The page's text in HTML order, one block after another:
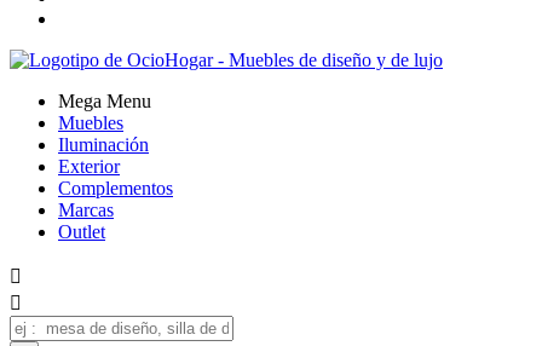
Mega Menu
Muebles
Iluminación
Exterior
Complementos
Marcas
Outlet

